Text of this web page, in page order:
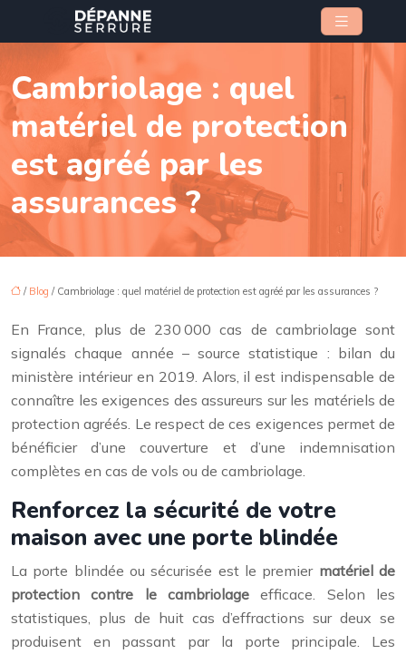
Cambriolage : quel
matériel de protection
est agréé par les
assurances ?
/ Blog / Cambriolage : quel matériel de protection est agréé par les assurances ?
En France, plus de 230 000 cas de cambriolage sont
signalés chaque année – source statistique : bilan du
ministère intérieur en 2019. Alors, il est indispensable de
connaître les exigences des assureurs sur les matériels de
protection agréés. Le respect de ces exigences permet de
bénéficier d’une couverture et d’une indemnisation
complètes en cas de vols ou de cambriolage.
Renforcez la sécurité de votre
maison avec une porte blindée
La porte blindée ou sécurisée est le premier matériel de
protection contre le cambriolage efficace. Selon les
statistiques, plus de huit cas d’effractions sur deux se
produisent en passant par la porte principale. Les